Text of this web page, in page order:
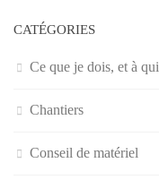
CATÉGORIES
Ce que je dois, et à qui
Chantiers
Conseil de matériel